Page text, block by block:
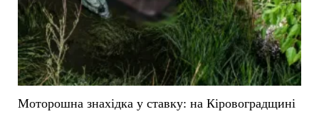
Моторошна знахідка у ставку: на Кіровоградщині